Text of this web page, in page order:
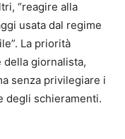
“reagire alla
usata dal regime
La priorità
della giornalista,
senza privilegiare i
degli schieramenti.